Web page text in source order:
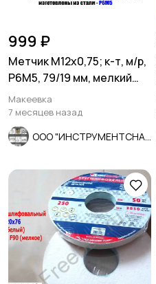
999 ₽
Метчик М12х0,75; к-т, м/р,
Р6М5, 79/19 мм, мелкий
шаг, шлиф, СССР.
Макеевка
7 месяцев назад